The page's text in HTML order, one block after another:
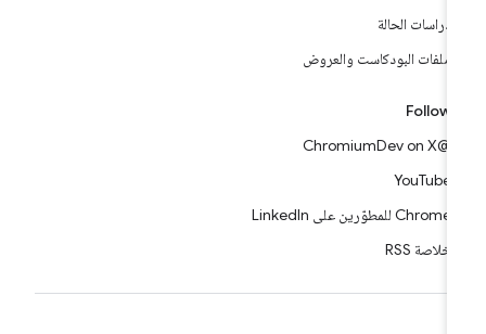
دراسات الحالة
ملفات البودكاست والعروض
Follow
YouTube
Chrome للمطوّرين على LinkedIn
خلاصة RSS